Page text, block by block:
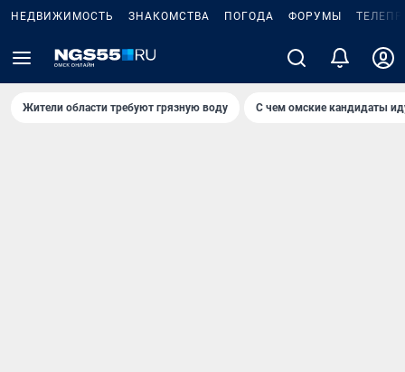
НЕДВИЖИМОСТЬ ЗНАКОМСТВА ПОГОДА ФОРУМЫ
Жители области требуют грязную воду С чем омские кандидаты